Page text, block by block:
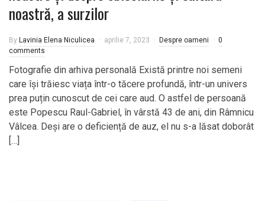
noastră, a surzilor
By Lavinia Elena Niculicea aprilie 7, 2023 Despre oameni
0
comments
Fotografie din arhiva personală Există printre noi semeni
care își trăiesc viața într-o tăcere profundă, într-un univers
prea puțin cunoscut de cei care aud. O astfel de persoană
este Popescu Raul-Gabriel, în vârstă 43 de ani, din Râmnicu
Vâlcea. Deși are o deficiență de auz, el nu s-a lăsat doborât
[…]